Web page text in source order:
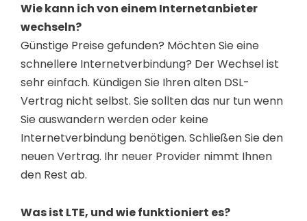
Wie kann ich von einem Internetanbieter
wechseln?
Günstige Preise gefunden? Möchten Sie eine
schnellere Internetverbindung? Der Wechsel ist
sehr einfach. Kündigen Sie Ihren alten DSL-
Vertrag nicht selbst. Sie sollten das nur tun wenn
Sie auswandern werden oder keine
Internetverbindung benötigen. Schließen Sie den
neuen Vertrag. Ihr neuer Provider nimmt Ihnen
den Rest ab.
Was ist LTE, und wie funktioniert es?